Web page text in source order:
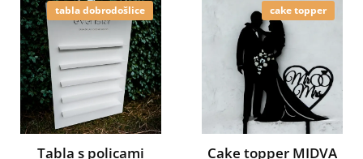
tabla dobrodošlice
Tabla s policami
cake topper
Cake topper MIDVA